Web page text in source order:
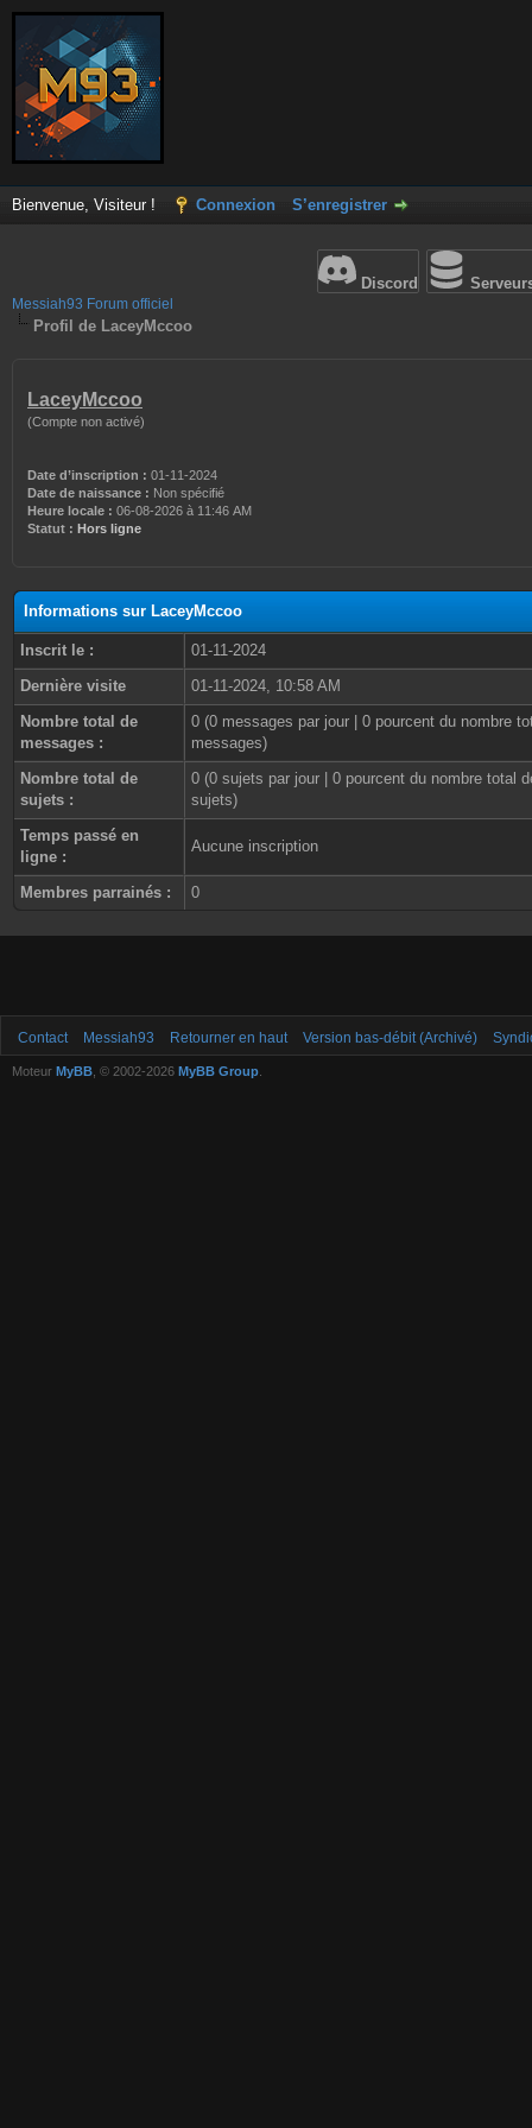
Bienvenue, Visiteur ! Connexion S’enregistrer
Discord
Messiah93 Forum officiel
Profil de LaceyMccoo
LaceyMccoo
(Compte non activé)
Date d’inscription : 01-11-2024
Date de naissance : Non spécifié
Heure locale : 06-08-2026 à 11:46 AM
Statut : Hors ligne
Informations sur LaceyMccoo
Inscrit le :
01-11-2024
Dernière visite
01-11-2024, 10:58 AM
Nombre total de
messages :
0 (0 messages par jour | 0 pourcent du nombre
messages)
Nombre total de
sujets :
0 (0 sujets par jour | 0 pourcent du nombre total
sujets)
Temps passé en
ligne :
Aucune inscription
Membres parrainés : 0
Contact Messiah93 Retourner en haut Version bas-débit (Archivé)
Moteur MyBB , © 2002-2026 MyBB Group